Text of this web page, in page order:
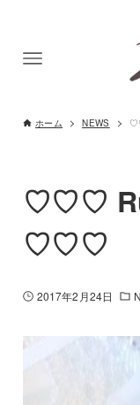
ホーム NEWS
♡♡♡
♡♡♡
2017年2月24日